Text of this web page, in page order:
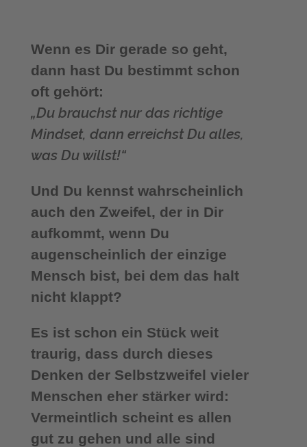
Wenn es Dir gerade so geht,
dann hast Du bestimmt schon
oft gehört:
„Du brauchst nur das richtige
Mindset, dann erreichst Du alles,
was Du willst!“
Und Du kennst wahrscheinlich
auch den Zweifel, der in Dir
aufkommt, wenn Du
augenscheinlich der einzige
Mensch bist, bei dem das halt
nicht klappt?
Es ist schon ein Stück weit
traurig, dass durch dieses
Denken der Selbstzweifel vieler
Menschen eher stärker wird:
Vermeintlich scheint es allen
gut zu gehen und alle sind